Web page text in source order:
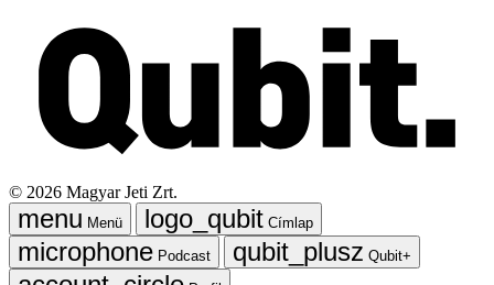
© 2026 Magyar Jeti Zrt.
Menü
Címlap
Podcast
Qubit+